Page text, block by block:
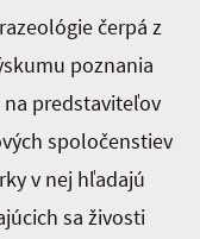
čerpá z
poznania
predstaviteľov
spoločenstiev
v nej hľadajú
sa živosti